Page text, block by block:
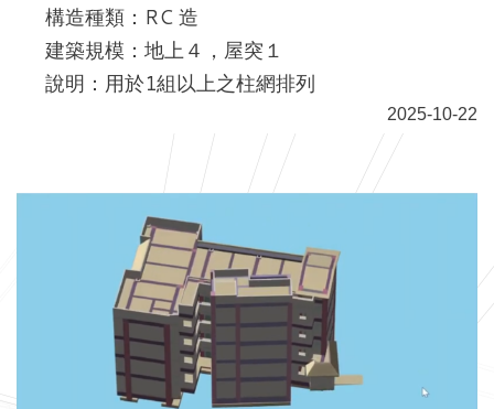
構造種類：RC 造
建築規模：地上４，屋突１
說明：用於1組以上之柱網排列
2025-10-22